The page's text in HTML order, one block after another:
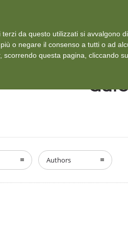
CHI SIAMO SERVIZI
Authors
da questo utilizzati si avvalgono
o negare il consenso a tutti o ad
scorrendo questa pagina, cliccando